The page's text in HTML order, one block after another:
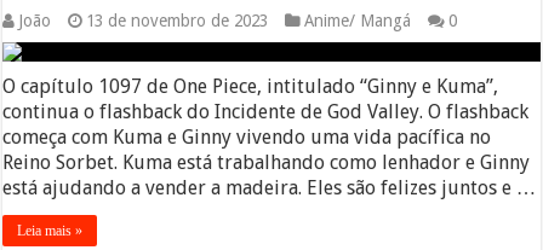
João 13 de novembro de 2023 Anime/ Mangá 0
O capítulo 1097 de One Piece, intitulado “Ginny e Kuma”,
continua o flashback do Incidente de God Valley. O flashback
começa com Kuma e Ginny vivendo uma vida pacífica no
Reino Sorbet. Kuma está trabalhando como lenhador e Ginny
está ajudando a vender a madeira. Eles são felizes juntos e …
Leia mais »